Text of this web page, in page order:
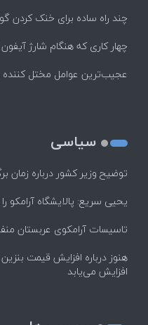
چند راه‌ ساده برای خنک کردن
چهار کاری که هنگام شارژ
عجیب‌ترین عوامل مختل کننده
سیاسی
توضیح وزیر کشور درباره زمان
یحیی سریع: پالایشگاه آرامکو
تاسیسات آرامکوی عربستان
هنوز درباره افزایش قیمت
افزایش می‌یابد